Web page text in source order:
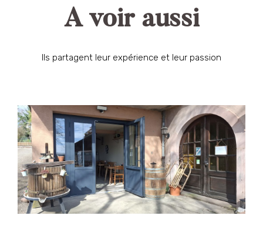
A voir aussi
Ils partagent leur expérience et leur passion